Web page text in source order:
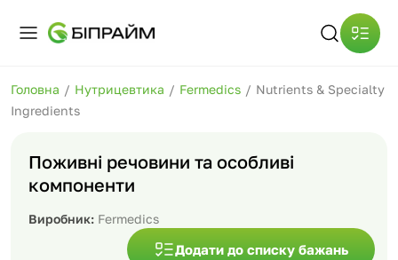
Головна / Нутрицевтика / Fermedics / Nutrients & Specialty
Ingredients
Поживні речовини та особливі
компоненти
Виробник: Fermedics
Додати до списку бажань